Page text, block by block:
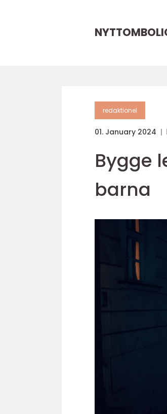
redaktionel
01. January 2024
Bygge
barna